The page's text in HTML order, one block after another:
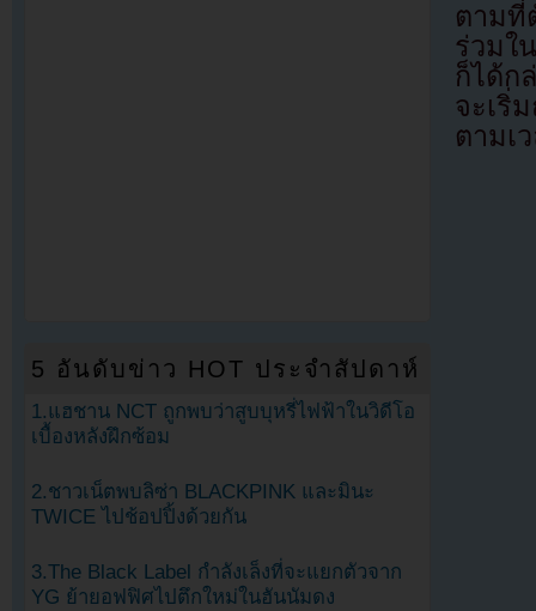
ตามที่
ร่วมใ
ก็ได้ก
จะเริ่
ตามเ
5 อันดับข่าว HOT ประจำสัปดาห์
1.แฮชาน NCT ถูกพบว่าสูบบุหรี่ไฟฟ้าในวิดีโอ
เบื้องหลังฝึกซ้อม
2.ชาวเน็ตพบลิซ่า BLACKPINK และมินะ
TWICE ไปช้อปปิ้งด้วยกัน
3.The Black Label กำลังเล็งที่จะแยกตัวจาก
YG ย้ายอฟฟิศไปตึกใหม่ในฮันนัมดง